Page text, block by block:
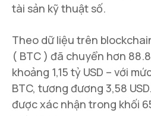
tài sản kỹ thuật số.
Theo dữ liệu trên
( BTC ) đã chuyển hơn
khoảng 1,15 tỷ USD – với
BTC, tương đương 3,58
được xác nhận trong khối